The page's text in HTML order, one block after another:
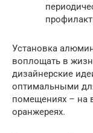
Установка
воплощать в
дизайнерские
оптимальными
помещениях – на
оранжереях.